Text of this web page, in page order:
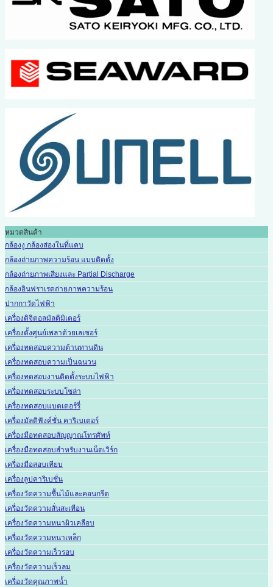
หมวดสินค้า
กล้องงู กล้องส่องในที่แคบ
กล้องถ่ายภาพความร้อน แบบติดตั้ง
กล้องถ่ายภาพเสียงและ Partial Discharge
กล้องอินฟราเรดถ่ายภาพความร้อน
ปากกาวัดไฟฟ้า
เครื่องดิจิตอลมัลติมิเตอร์
เครื่องตั้งศูนย์เพลาด้วยเลเซอร์
เครื่องทดสอบความต้านทานดิน
เครื่องทดสอบความเป็นฉนวน
เครื่องทดสอบงานติดตั้งระบบไฟฟ้า
เครื่องทดสอบระบบโซล่า
เครื่องทดสอบแบตเตอร์รี่
เครื่องมัลติฟังค์ชั่น คาริเบเตอร์
เครื่องมือทดสอบสัญญาณโทรศัพท์
เครื่องมือทดสอบสำหรับงานเน็ตเวิร์ก
เครื่องมือสอบเทียบ
เครื่องลูปคาริเบชั่น
เครื่องวัดความชื้นไม้และคอนกรีต
เครื่องวัดความสั่นสะเทือน
เครื่องวัดความหนาผิวเคลือบ
เครื่องวัดความหนาเหล็ก
เครื่องวัดความเร็วรอบ
เครื่องวัดความเร็วลม
เครื่องวัดคุณภาพน้ำ